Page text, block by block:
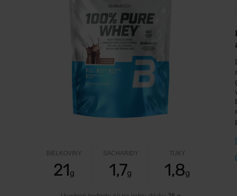
BIELKOVINY
21g
SACHARIDY
1,7g
TUKY
1,8g